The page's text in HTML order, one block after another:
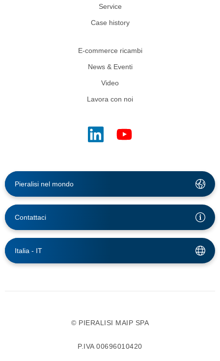
Service
Case history
E-commerce ricambi
News & Eventi
Video
Lavora con noi
Pieralisi nel mondo
Contattaci
Italia - IT
© PIERALISI MAIP SPA
P.IVA 00696010420